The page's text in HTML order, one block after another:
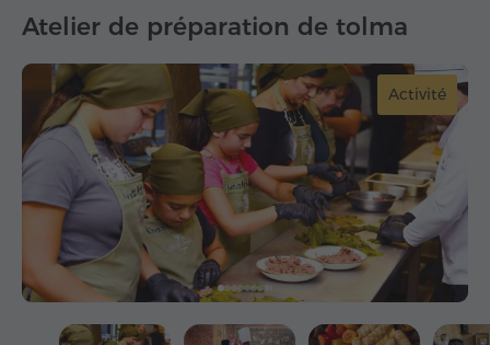
Atelier de préparation de tolma
Activité